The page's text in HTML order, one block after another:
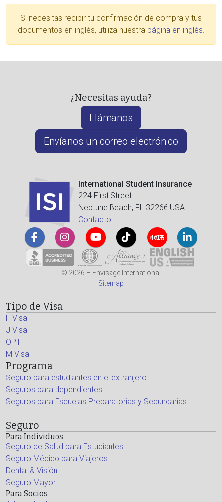
Si necesitas recibir tu confirmación de compra y tus
documentos en inglés, utiliza nuestra página en inglés.
¿Necesitas ayuda?
Llámanos
Envíanos un correo electrónico
International Student Insurance
224 First Street
Neptune Beach, FL 32266 USA
Contacto
© 2026 – Envisage International
Sitemap
Tipo de Visa
F Visa
J Visa
OPT
M Visa
Programa
Seguro para estudiantes en el extranjero
Seguros para dependientes
Seguros para Escuelas Preparatorias y Secundarias
Seguro
Para Individuos
Seguro de Salud para Estudiantes
Seguro Médico para Viajeros
Dental & Visión
Seguro Mayor
Para Socios